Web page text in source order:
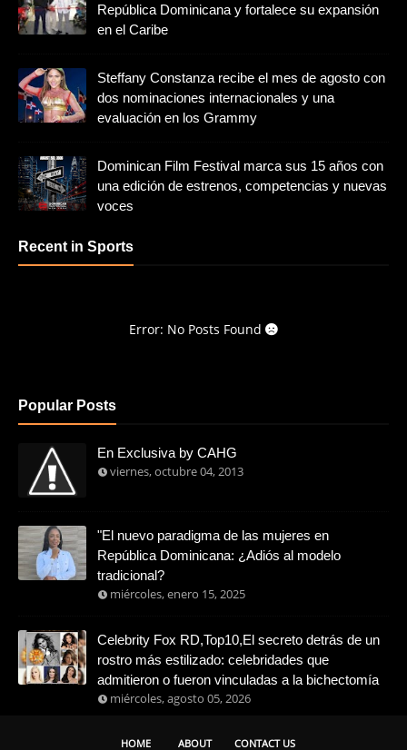
República Dominicana y fortalece su expansión
en el Caribe
Steffany Constanza recibe el mes de agosto con
dos nominaciones internacionales y una
evaluación en los Grammy
Dominican Film Festival marca sus 15 años con
una edición de estrenos, competencias y nuevas
voces
Recent in Sports
Error: No Posts Found
Popular Posts
En Exclusiva by CAHG
viernes, octubre 04, 2013
"El nuevo paradigma de las mujeres en
República Dominicana: ¿Adiós al modelo
tradicional?
miércoles, enero 15, 2025
Celebrity Fox RD,Top10,El secreto detrás de un
rostro más estilizado: celebridades que
admitieron o fueron vinculadas a la bichectomía
miércoles, agosto 05, 2026
HOME ABOUT CONTACT US